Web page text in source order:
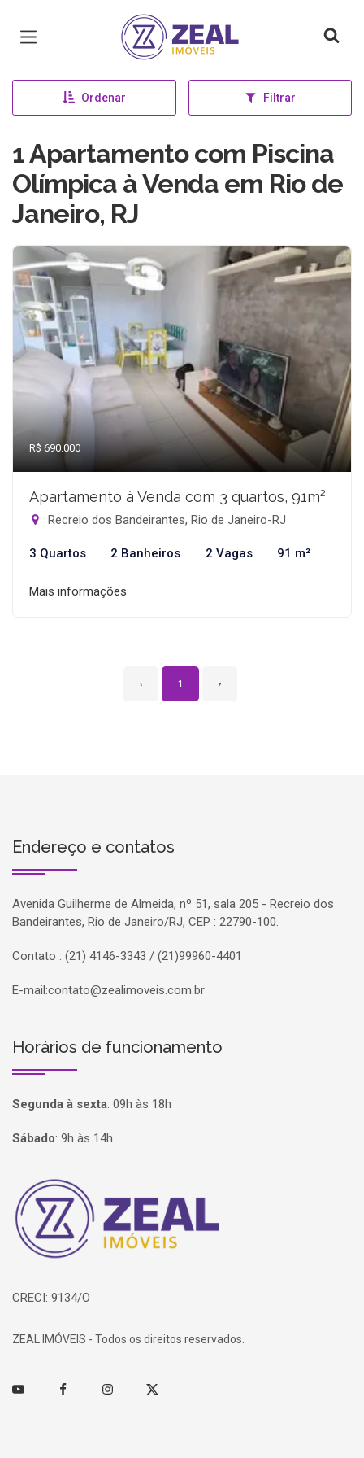
Página inicial
Ordenar Filtrar
1 Apartamento com Piscina
Olímpica à Venda em Rio de
Janeiro, RJ
R$ 690.000
Apartamento à Venda com 3 quartos, 91m²
Recreio dos Bandeirantes, Rio de Janeiro-RJ
3 Quartos 2 Banheiros 2 Vagas 91 m²
Mais informações
‹ 1 ›
Endereço e contatos
Avenida Guilherme de Almeida, nº 51, sala 205 - Recreio dos
Bandeirantes, Rio de Janeiro/RJ, CEP : 22790-100.
Contato : (21) 4146-3343 / (21)99960-4401
E-mail:contato@zealimoveis.com.br
Horários de funcionamento
Segunda à sexta: 09h às 18h
Sábado: 9h às 14h
Página inicial
CRECI: 9134/O
ZEAL IMÓVEIS - Todos os direitos reservados.
Youtube FacebookInstagramTwitter